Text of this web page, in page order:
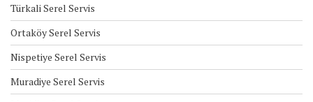
Türkali Serel Servis
Ortaköy Serel Servis
Nispetiye Serel Servis
Muradiye Serel Servis